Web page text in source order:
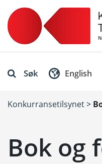
Søk English
Konkurransetilsynet>
Bok og